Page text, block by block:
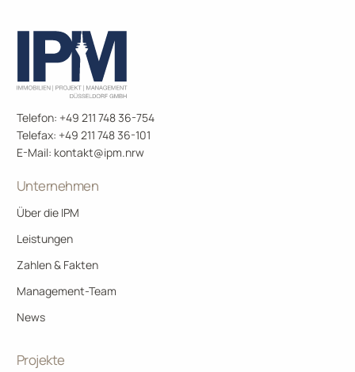
Telefon: +49 211 748 36-754
Telefax: +49 211 748 36-101
E-Mail: kontakt@ipm.nrw
Unternehmen
Über die IPM
Leistungen
Zahlen & Fakten
Management-Team
News
Projekte